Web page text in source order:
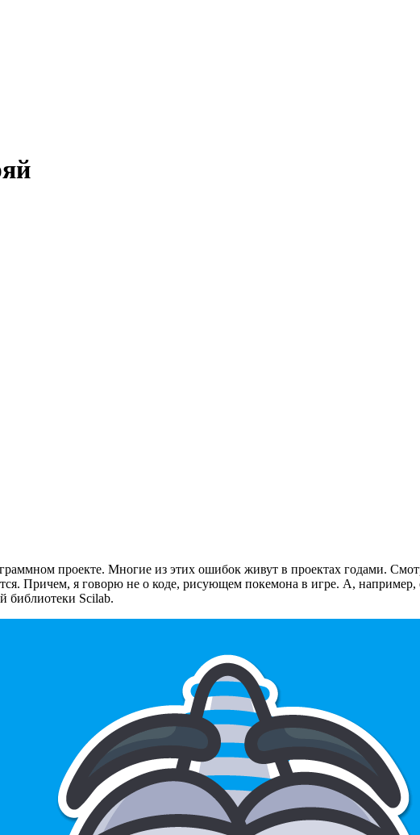
проекте. Многие из этих ошибок живут в проектах годами.
Причем, я говорю не о коде, рисующем покемона в игре. А,
библиотеки Scilab.